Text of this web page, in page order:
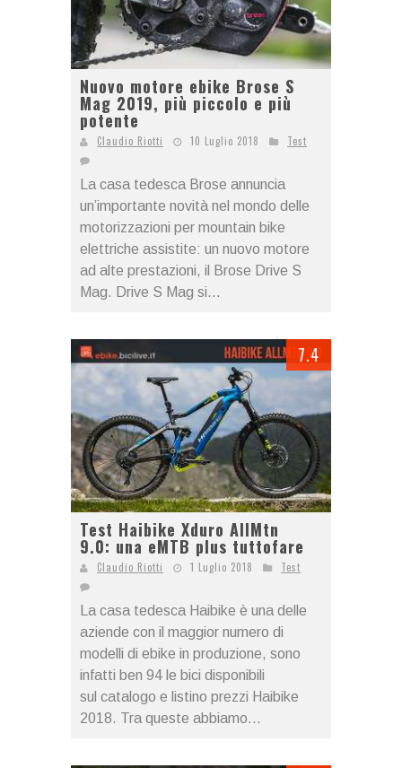
Nuovo motore ebike Brose S
Mag 2019, più piccolo e più
potente
Claudio Riotti 10 Luglio 2018 Test
La casa tedesca Brose annuncia
un’importante novità nel mondo delle
motorizzazioni per mountain bike
elettriche assistite: un nuovo motore
ad alte prestazioni, il Brose Drive S
Mag. Drive S Mag si...
7.4
Test Haibike Xduro AllMtn
9.0: una eMTB plus tuttofare
Claudio Riotti 1 Luglio 2018 Test
La casa tedesca Haibike è una delle
aziende con il maggior numero di
modelli di ebike in produzione, sono
infatti ben 94 le bici disponibili
sul catalogo e listino prezzi Haibike
2018. Tra queste abbiamo...